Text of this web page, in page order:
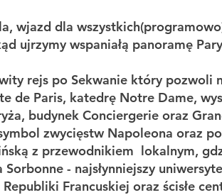
wjazd dla
ujrzymy wspaniałą panoramę
rejs po Sekwanie który pozwoli
de Paris, katedrę Notre Dame,
budynek Conciergerie oraz
zwycięstw Napoleona oraz
z przewodnikiem lokalnym,
- najsłynniejszy
Francuskiej oraz ścisłe